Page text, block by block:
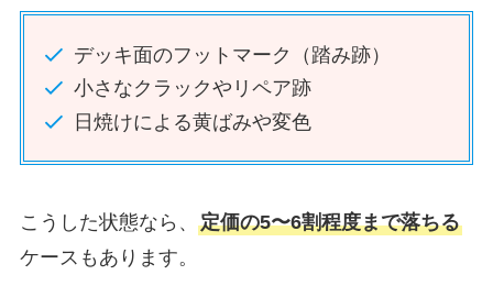
デッキ面のフットマーク（踏み跡）
小さなクラックやリペア跡
日焼けによる黄ばみや変色
こうした状態なら、 定価の5〜6割程度まで落ちる
ケースもあります。